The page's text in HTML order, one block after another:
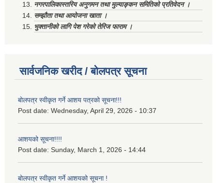
नगरपालिकास्तरिय अनुगमन तथा मुल्याङ्कन समितिको प्रतिवेदन ।
सम्झौता तथा आयोजना खाता ।
भुक्तानीको लागि पेश गरेको तेरिज फाराम ।
सार्वजनिक खरीद / बोलपत्र सूचना
बोलपत्र स्वीकृत गर्ने आशय पत्रको सूचना!!!
Post date: Wednesday, April 29, 2026 - 10:37
आशयको सूचना!!!!
Post date: Sunday, March 1, 2026 - 14:44
बोलपत्र स्वीकृत गर्ने आशयको सूचना !